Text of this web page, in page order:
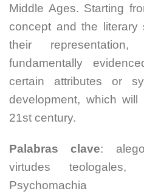
Middle Ages. Starting
concept and the literary
their
fundamentally
certain attributes or
development, which
21st century.
Palabras clave:
virtudes teologales,
Psychomachia